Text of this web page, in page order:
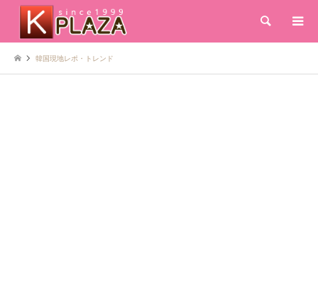
検索
韓国現地レポ・トレンド